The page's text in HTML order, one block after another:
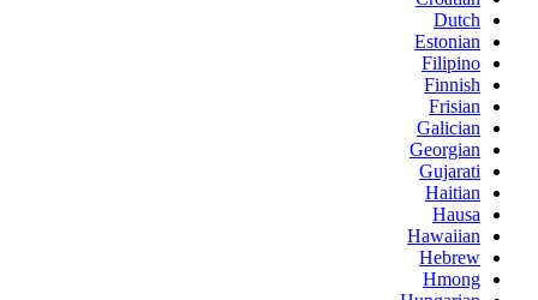
Dutch
Estonian
Filipino
Finnish
Frisian
Galician
Georgian
Gujarati
Haitian
Hausa
Hawaiian
Hebrew
Hmong